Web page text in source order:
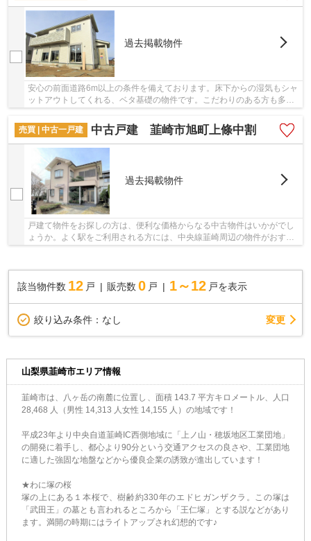
過去掲載物件
安心の前面道路6m以上の条件を備えております。床下からの湿気もシャ
ットアウトしてくれる、ベタ基礎の物件です。こだわりのある方も多
売買 | 中古一戸建
中古戸建 韮崎市旭町上條中割
過去掲載物件
戸建て物件をお探しの方は、便利な価格からなる中古物件はいかがでし
ょうか。よく駅をご利用される方には、中央線韮崎周辺の物件がおすす
めです。＆ Life スカイズにお客様のご要望を...
該当物件数 12 戸 販売数 0 戸 1～12 戸を表示
絞り込み条件： なし 変更
山梨県韮崎市エリア情報
韮崎市は、八ヶ岳の南麓に位置し、面積 143.7 平方キロメートル、人口
28,468 人（男性 14,313 人女性 14,155 人）の地域です！
平成23年より中央自道韮崎IC西側地域に「上ノ山・穂坂地区工業団地」
の開発に着手し、都心より90分という交通アクセスの良さや、工業団地
に適した強固な地盤などから優良企業の誘致が進出しています！
★わに塚の桜
塚の上にある１本桜で、樹齢約330年のエドヒガンザクラ。この塚は
「武田王」の墓とも言われるところから「王仁塚」とする説などがあり
ます。満開の時期にはライトアップされ幻想的です♪